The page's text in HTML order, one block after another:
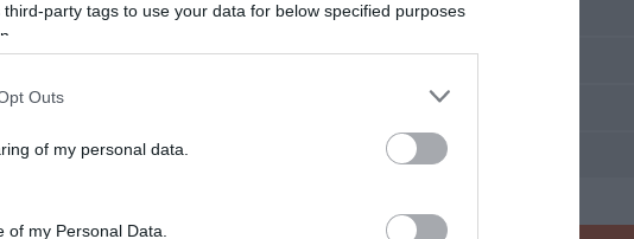
party tags to use your data for below specified purposes
Outs
of my personal data.
my Personal Data.
Διαχείριση
μπορεί να αναλάβει την κατάρτιση
της εκδήλωσής σας.
Ταξιδιωτικές Υπηρεσίες
Σχεδιασμός Ιστοσελίδας
Γραμματειακή Υποστήριξη
Δημοσιότητα